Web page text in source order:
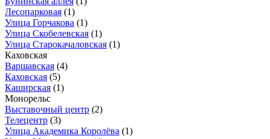
Лесопарковая (1)
Улица Горчакова (1)
Улица Скобелевская (1)
Улица Старокачаловская (1)
Каховская
Варшавская (4)
Каховская (5)
Каширская (1)
Монорельс
Выставочный центр (2)
Телецентр (3)
Улица Академика Королёва (1)